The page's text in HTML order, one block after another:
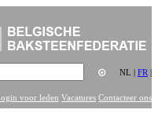
NL | FR |
voor leden Vacatures Contacteer ons